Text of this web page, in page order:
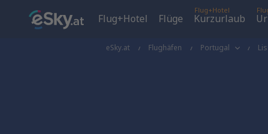
Flug+Hotel Flüge
Flug+Hotel
Kurzurlaub
eSky.at Flughäfen Portugal